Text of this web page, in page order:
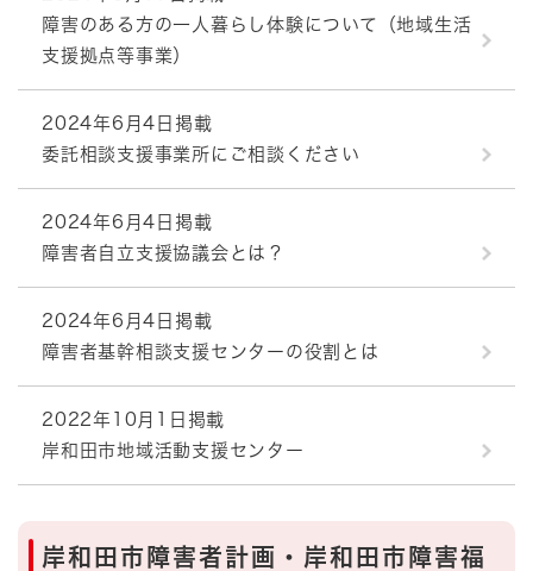
障害のある方の一人暮らし体験について（地域生活
支援拠点等事業）
2024年6月4日掲載
委託相談支援事業所にご相談ください
2024年6月4日掲載
障害者自立支援協議会とは？
2024年6月4日掲載
障害者基幹相談支援センターの役割とは
2022年10月1日掲載
岸和田市地域活動支援センター
岸和田市障害者計画・岸和田市障害福